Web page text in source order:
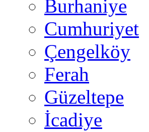
Burhaniye
Cumhuriyet
Çengelköy
Ferah
Güzeltepe
İcadiye